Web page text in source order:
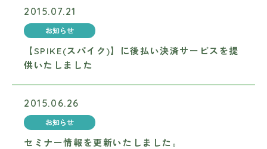
2015.07.21
お知らせ
【SPIKE(スパイク)】に後払い決済サービスを提
供いたしました
2015.06.26
お知らせ
セミナー情報を更新いたしました。